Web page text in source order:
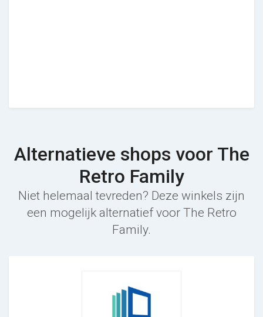
Alternatieve shops voor The
Retro Family
Niet helemaal tevreden? Deze winkels zijn
een mogelijk alternatief voor The Retro
Family.